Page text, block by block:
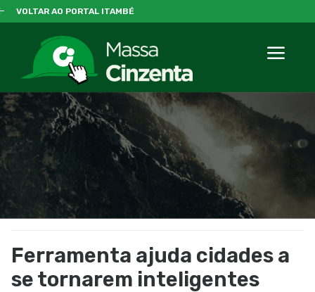
VOLTAR AO PORTAL ITAMBÉ
Ferramenta ajuda cidades a
se tornarem inteligentes